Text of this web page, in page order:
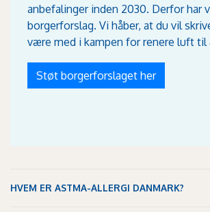
anbefalinger inden 2030. Derfor har
borgerforslag. Vi håber, at du vil
være med i kampen for renere luft til
Støt borgerforslaget her
HVEM ER ASTMA-ALLERGI DANMARK?